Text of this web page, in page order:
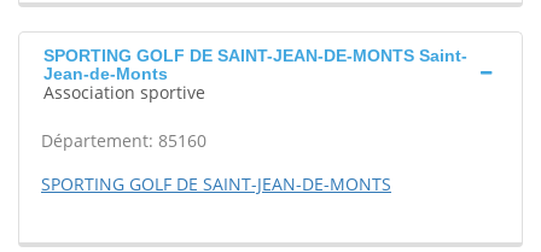
SPORTING GOLF DE SAINT-JEAN-DE-MONTS Saint-
Jean-de-Monts
Association sportive
Département: 85160
SPORTING GOLF DE SAINT-JEAN-DE-MONTS